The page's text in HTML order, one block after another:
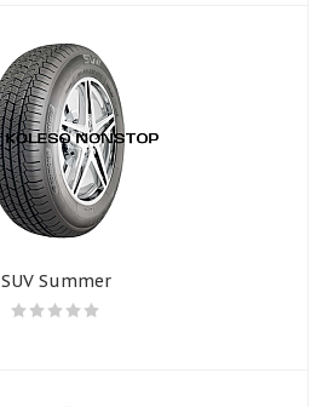
SUV Summer